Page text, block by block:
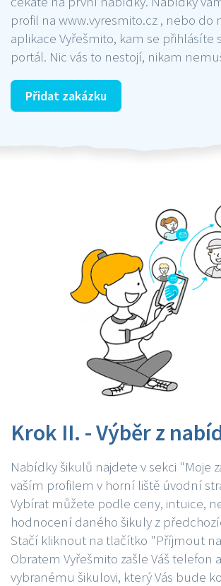
profil na www.vyresmito.cz , nebo do
aplikace Vyřešmito, kam se přihlásíte
portál. Nic vás to nestojí, nikam
Přidat zakázku
Krok II. - Výběr z
Nabídky šikulů najdete v sekci "Moje
vaším profilem v horní liště úvodní
Vybírat můžete podle ceny, intuice,
hodnocení daného šikuly z
Stačí kliknout na tlačítko "Příjmout
Obratem Vyřešmito zašle Váš telefon
vybranému šikulovi, který Vás bude